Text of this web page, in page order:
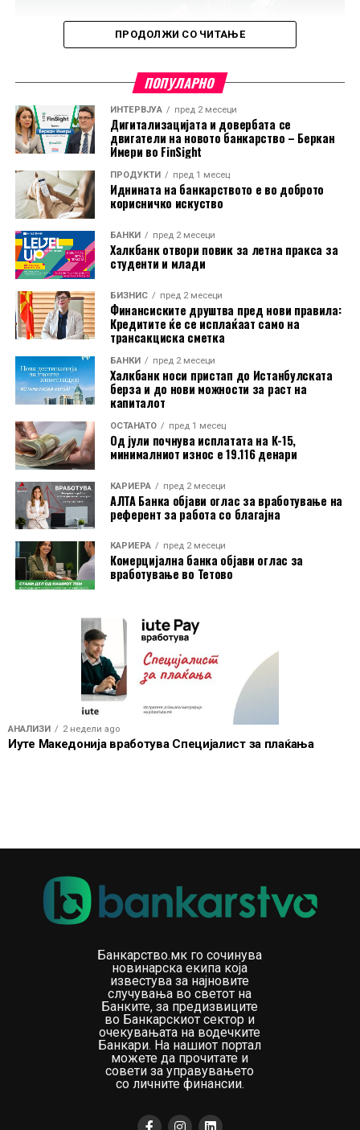
Во пакетот е вклучена и асистенција на пат за Европа
преку Халк Осигурување.
Дополнително, корисниците имаат бесплатно
електронско и мобилно банкарство, бесплатно СМС
информирање, како и можност за повлекување
готовина без надомест од сите банкомати во земјата.
Со овие поволности, Mastercard World Debit е
насочена кон корисници кои бараат дополнителни
услуги при патување, но и поедноставно секојдневно
банкарско работење.
ПРОДОЛЖИ СО ЧИТАЊЕ
ПОПУЛАРНО
ИНТЕРВЈУА пред 2 месеци
Дигитализацијата и довербата се
двигатели на новото банкарство – Беркан
Имери во FinSight
ПРОДУКТИ пред 1 месец
Иднината на банкарството е во доброто
корисничко искуство
БАНКИ пред 2 месеци
Халкбанк отвори повик за летна пракса за
студенти и млади
БИЗНИС пред 2 месеци
Финансиските друштва пред нови правила:
Кредитите ќе се исплаќаат само на
трансакциска сметка
БАНКИ пред 2 месеци
Халкбанк носи пристап до Истанбулската
берза и до нови можности за раст на
капиталот
ОСТАНАТО пред 1 месец
Од јули почнува исплатата на К-15,
минималниот износ е 19.116 денари
КАРИЕРА пред 2 месеци
АЛТА Банка објави оглас за вработување на
референт за работа со благајна
КАРИЕРА пред 2 месеци
Комерцијална банка објави оглас за
вработување во Тетово
АНАЛИЗИ 2 недели ago
Иуте Македонија вработува Специјалист за плаќања
Банкарство.мк го сочинува
новинарска екипа која
известува за најновите
случувања во светот на
Банките, за предизвиците
во Банкарскиот сектор и
очекувањата на водечките
Банкари. На нашиот портал
можете да прочитате и
совети за управувањето
со личните финансии.